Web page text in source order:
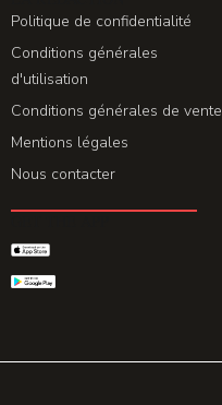
Politique de confidentialité
Conditions générales
d'utilisation
Conditions générales de vente
Mentions légales
Nous contacter